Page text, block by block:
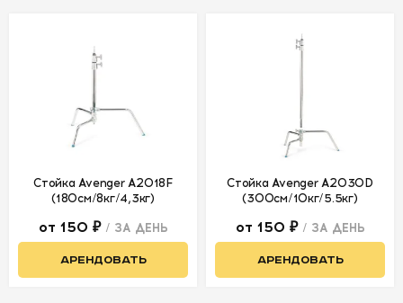
Стойка Avenger A2018F
(180см/8кг/4,3кг)
от 150 ₽ / ЗА ДЕНЬ
АРЕНДОВАТЬ
Стойка Avenger A2030D
(300см/10кг/5.5кг)
от 150 ₽ / ЗА ДЕНЬ
АРЕНДОВАТЬ